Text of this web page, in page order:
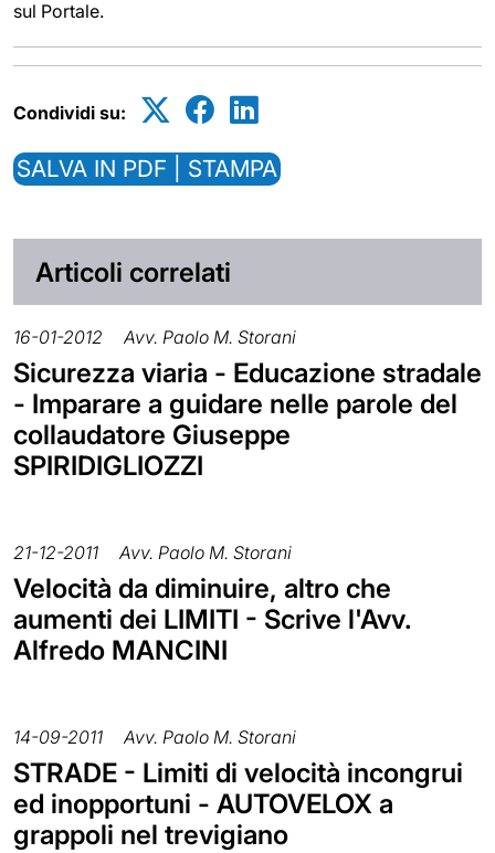
sul Portale.
Condividi su:
SALVA IN PDF | STAMPA
Articoli correlati
16-01-2012 Avv. Paolo M. Storani
Sicurezza viaria - Educazione stradale
- Imparare a guidare nelle parole del
collaudatore Giuseppe
SPIRIDIGLIOZZI
21-12-2011 Avv. Paolo M. Storani
Velocità da diminuire, altro che
aumenti dei LIMITI - Scrive l'Avv.
Alfredo MANCINI
14-09-2011 Avv. Paolo M. Storani
STRADE - Limiti di velocità incongrui
ed inopportuni - AUTOVELOX a
grappoli nel trevigiano